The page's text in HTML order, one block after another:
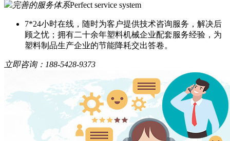
完善的服务体系Perfect service system
7*24小时在线，随时为客户提供技术咨询服务，解决后
顾之忧；拥有二十余年塑料机械企业配套服务经验，为
塑料制品生产企业的节能降耗交出答卷。
立即咨询： 188-5428-9373